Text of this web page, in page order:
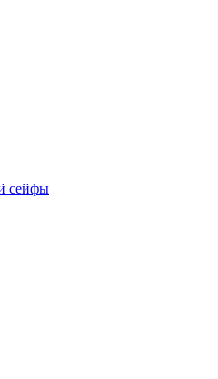
сейфы